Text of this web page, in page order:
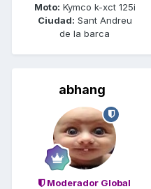
Moto: Kymco k-xct 125i
Ciudad: Sant Andreu
de la barca
abhang
Moderador Global